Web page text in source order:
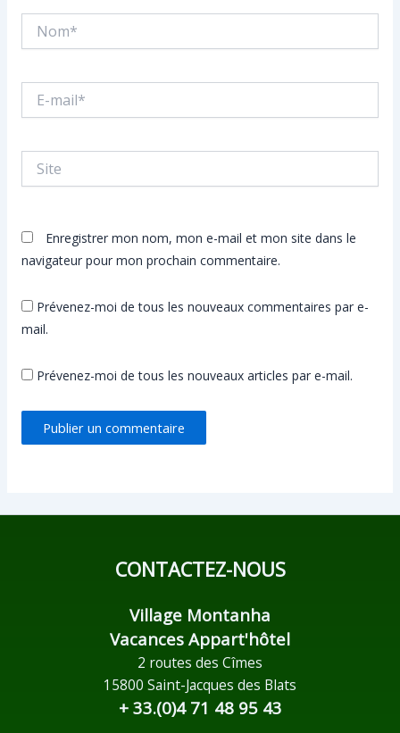
mail*
Enregistrer mon nom, mon e-mail et mon site dans le
navigateur pour mon prochain commentaire.
Prévenez-moi de tous les nouveaux commentaires par e-
mail.
Prévenez-moi de tous les nouveaux articles par e-mail.
CONTACTEZ-NOUS
Village Montanha
Vacances Appart'hôtel
2 routes des Cîmes
15800 Saint-Jacques des Blats
+ 33.(0)4 71 48 95 43